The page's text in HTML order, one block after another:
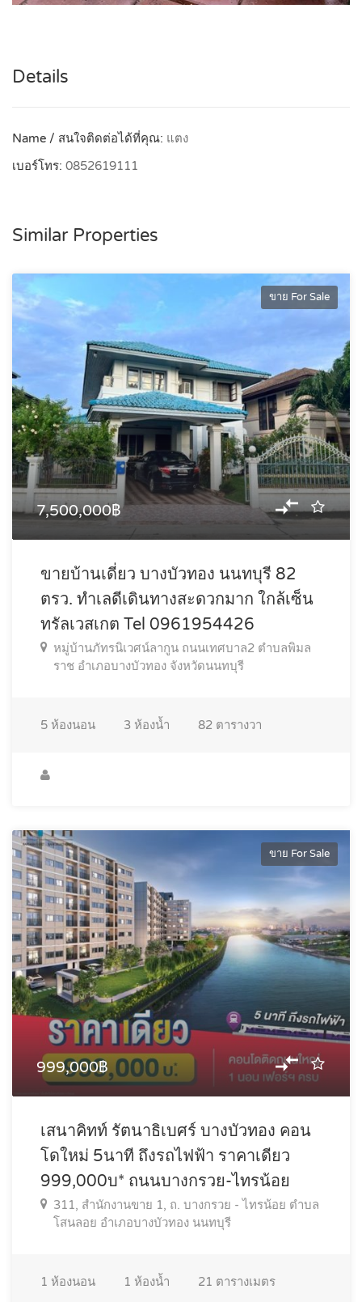
Details
Name / สนใจติดต่อได้ที่คุณ: แตง
เบอร์โทร: 0852619111
Similar Properties
ขาย For Sale
7,500,000฿
ขายบ้านเดี่ยว บางบัวทอง นนทบุรี 82
ตรว. ทำเลดีเดินทางสะดวกมาก ใกล้เซ็น
ทรัลเวสเกต Tel 0961954426
หมู่บ้านภัทรนิเวศน์ลากูน ถนนเทศบาล2 ตำบลพิมล
ราช อำเภอบางบัวทอง จังหวัดนนทบุรี
5 ห้องนอน 3 ห้องน้ำ 82 ตารางวา
ขาย For Sale
999,000฿
เสนาคิทท์ รัตนาธิเบศร์ บางบัวทอง คอน
โดใหม่ 5นาที ถึงรถไฟฟ้า ราคาเดียว
999,000บ* ถนนบางกรวย-ไทรน้อย
311, สำนักงานขาย 1, ถ. บางกรวย - ไทรน้อย ตำบล
โสนลอย อำเภอบางบัวทอง นนทบุรี
1 ห้องนอน 1 ห้องน้ำ 21 ตารางเมตร